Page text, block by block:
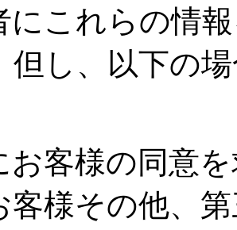
にこれらの情
但し、以下の
お客様の同意
客様その他、